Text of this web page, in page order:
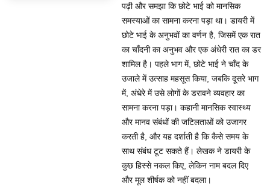
पढ़ी और समझा कि छोटे भाई को मानसिक
समस्याओं का सामना करना पड़ा था। डायरी में
छोटे भाई के अनुभवों का वर्णन है, जिसमें एक रात
का चाँदनी का अनुभव और एक अंधेरी रात का डर
शामिल है। पहले भाग में, छोटे भाई ने चाँद के
उजाले में उत्साह महसूस किया, जबकि दूसरे भाग
में, अंधेरे में उसे लोगों के डरावने व्यवहार का
सामना करना पड़ा। कहानी मानसिक स्वास्थ्य
और मानव संबंधों की जटिलताओं को उजागर
करती है, और यह दर्शाती है कि कैसे समय के
साथ संबंध टूट सकते हैं। लेखक ने डायरी के
कुछ हिस्से नकल किए, लेकिन नाम बदल दिए
और मूल शीर्षक को नहीं बदला।